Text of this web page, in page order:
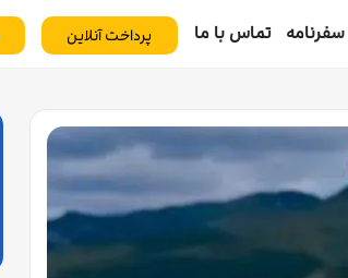
سفرنامه تماس با ما پرداخت آنلاین